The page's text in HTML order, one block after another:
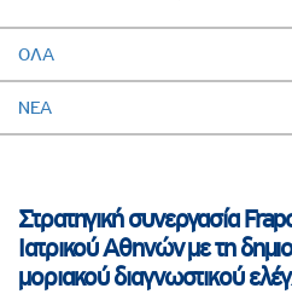
ΟΛΑ
ΝΕΑ
Στρατηγική συνεργασία
Ιατρικού Αθηνών με τη
μοριακού διαγνωστικού